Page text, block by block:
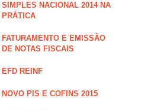
SIMPLES NACIONAL 2014 NA
PRÁTICA
FATURAMENTO E EMISSÃO
DE NOTAS FISCAIS
EFD REINF
NOVO PIS E COFINS 2015